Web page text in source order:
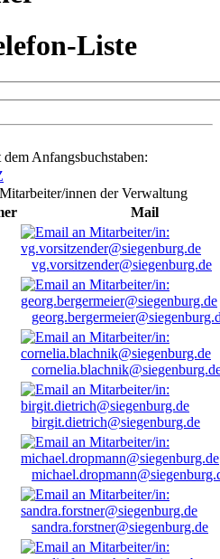
Liste
Anfangsbuchstaben:
innen der Verwaltung
Mail
vg.vorsitzender@siegenburg.de
birgit.dietrich@siegenburg.de
sandra.forstner@siegenburg.de